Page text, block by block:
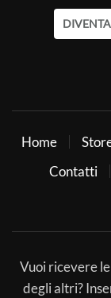
Home
Contatti
Vuoi ricevere
degli altri?